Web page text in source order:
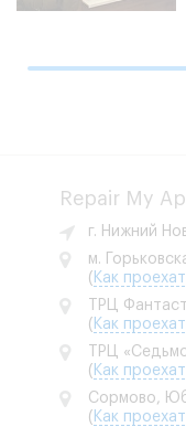
Repair My
г. Нижний
м.
( Как
ТРЦ
( Как
ТРЦ
( Как
Сормово,
( Как